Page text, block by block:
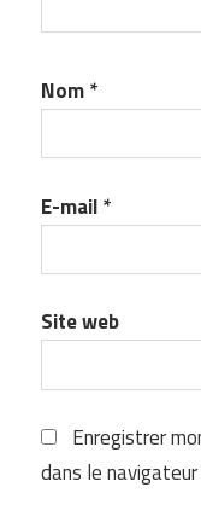
Nom*
E-mail*
Site web
Enregistrer
dans le